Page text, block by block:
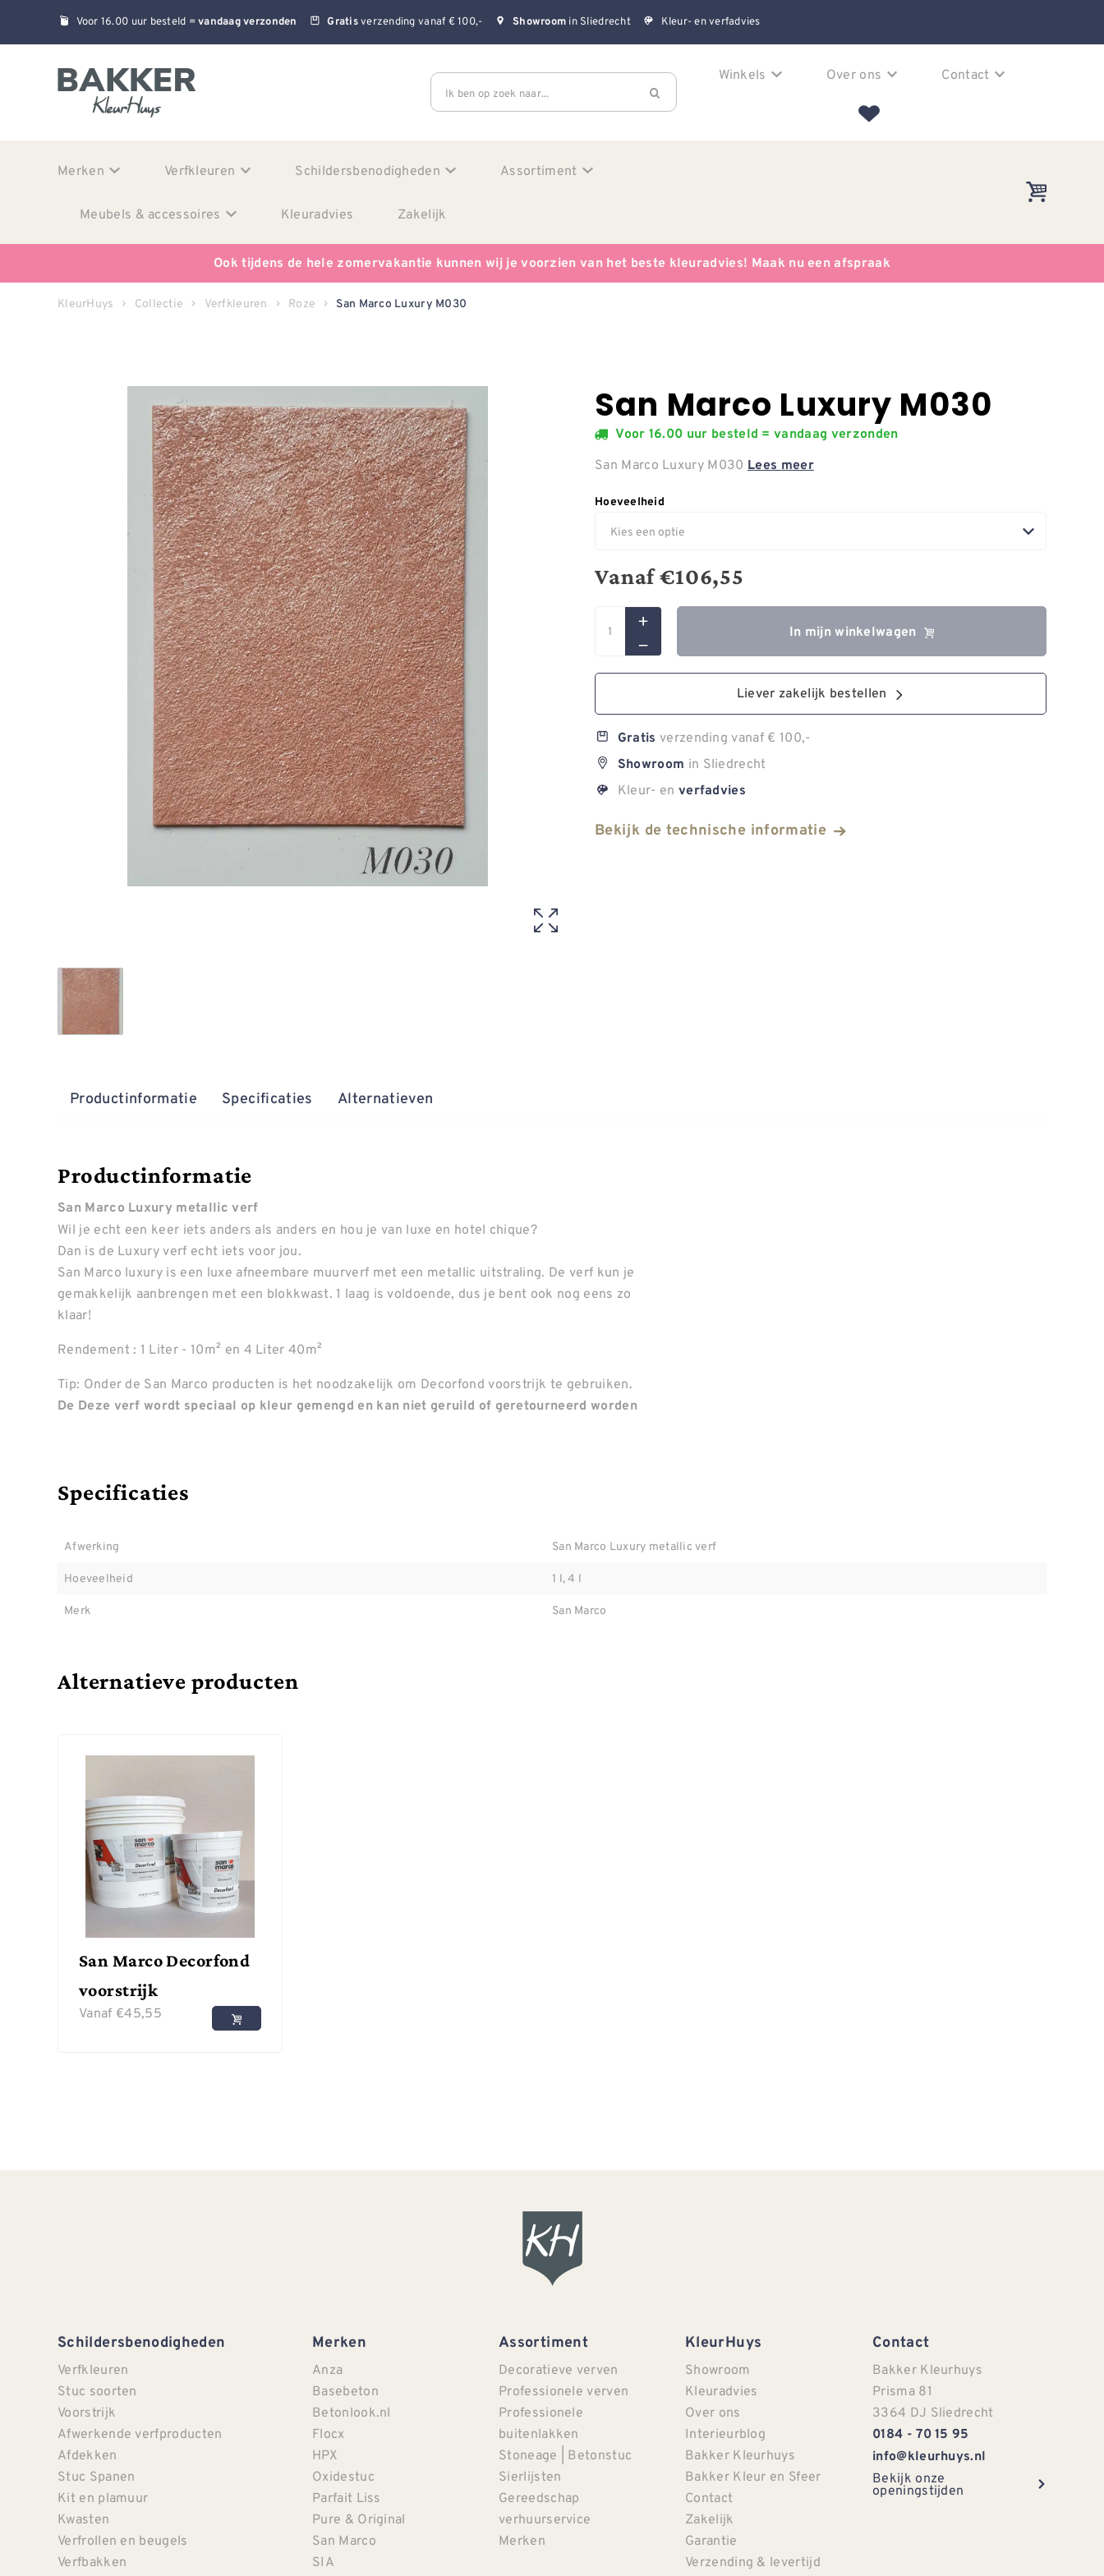
Voor 16.00 uur besteld =vandaag verzonden Gratisverzending vanaf € 100,- Showroom in Sliedrecht Kleur- en verfadvies
Ik ben op zoek naar...
Winkels Over ons Contact
Merken Verfkleuren Schildersbenodigheden Assortiment
Meubels & accessoires Kleuradvies Zakelijk
Ook tijdens de hele zomervakantie kunnen wij je voorzien van het beste kleuradvies! Maak nu een afspraak
KleurHuys Collectie Verfkleuren Roze San Marco Luxury M030
San Marco Luxury M030
Voor 16.00 uur besteld = vandaag verzonden
San Marco Luxury M030 Lees meer
Hoeveelheid
Vanaf€106,55
In mijn winkelwagen
Liever zakelijk bestellen
Gratis verzending vanaf € 100,-
Showroom in Sliedrecht
Kleur- en verfadvies
Bekijk de technische informatie
Productinformatie Specificaties Alternatieven
Productinformatie
San Marco Luxury metallic verf
Wil je echt een keer iets anders als anders en hou je van luxe en hotel chique?
Dan is de Luxury verf echt iets voor jou.
San Marco luxury is een luxe afneembare muurverf met een metallic uitstraling. De verf kun je
gemakkelijk aanbrengen met een blokkwast. 1 laag is voldoende, dus je bent ook nog eens zo
klaar!
Rendement : 1 Liter - 10m² en 4 Liter 40m²
Tip: Onder de San Marco producten is het noodzakelijk om Decorfond voorstrijk te gebruiken.
De Deze verf wordt speciaal op kleur gemengd en kan niet geruild of geretourneerd worden
Specificaties
Afwerking
San Marco Luxury metallic verf
Hoeveelheid
1 l, 4 l
Merk
San Marco
Alternatieve producten
San Marco Decorfond
voorstrijk
Vanaf €45,55
Schildersbenodigheden
Verfkleuren
Stuc soorten
Voorstrijk
Afwerkende verfproducten
Afdekken
Stuc Spanen
Kit en plamuur
Kwasten
Verfrollen en beugels
Verfbakken
Merken
Anza
Basebeton
Betonlook.nl
Flocx
HPX
Oxidestuc
Parfait Liss
Pure & Original
San Marco
SIA
Assortiment
Decoratieve verven
Professionele verven
Professionele
buitenlakken
Stoneage | Betonstuc
Sierlijsten
Gereedschap
verhuurservice
Merken
KleurHuys
Showroom
Kleuradvies
Over ons
Interieurblog
Bakker Kleurhuys
Bakker Kleur en Sfeer
Contact
Zakelijk
Garantie
Verzending & levertijd
Contact
Bakker Kleurhuys
Prisma 81
3364 DJ Sliedrecht
0184 - 70 15 95
info@kleurhuys.nl
Bekijk onze
openingstijden